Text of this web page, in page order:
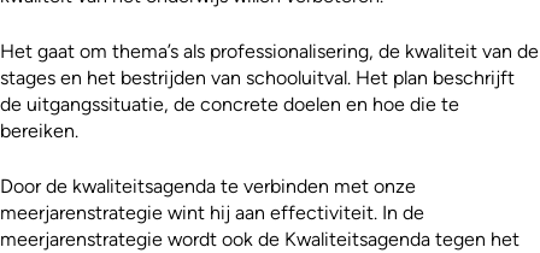
Het gaat om thema’s als professionalisering, de kwaliteit van de
stages en het bestrijden van schooluitval. Het plan beschrijft
de uitgangssituatie, de concrete doelen en hoe die te
bereiken.
Door de kwaliteitsagenda te verbinden met onze
meerjarenstrategie wint hij aan effectiviteit. In de
meerjarenstrategie wordt ook de Kwaliteitsagenda tegen het